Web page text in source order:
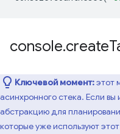
console.
Ключевой момент:этот
асинхронного стека. Если
абстракцию для
которые уже используют